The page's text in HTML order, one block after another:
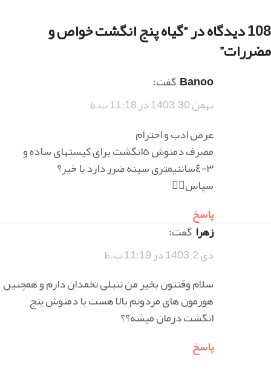
108 دیدگاه در “ گیاه پنج انگشت خواص و
مضررات”
Banoo گفت:
بهمن 30, 1403 در 11:18 ب.ظ
عرض ادب و احترام
مصرف دمنوش ٥انگشت براى كيستهاى ساده و
٣-٤سانتيمترى سينه ضرر دارد يا خير؟
سپاس✋🏻
پاسخ
زهرا گفت:
دی 2, 1403 در 11:19 ب.ظ
سلام وقتتون بخیر من تنبلی تخمدان دارم و همچنین
هورمون های مردونم بالا هست با دمنوش پنج
انگشت درمان میشه؟؟
پاسخ